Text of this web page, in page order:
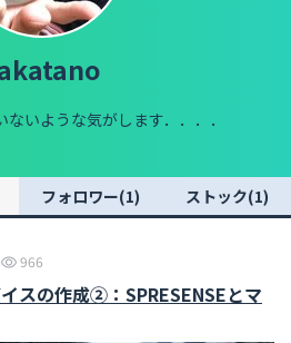
いような気がします．．．．
フォロワー(1) ストック(1)
966
スの作成②：SPRESENSEとマ